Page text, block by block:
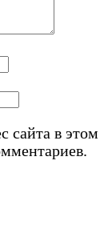
сайта в этом